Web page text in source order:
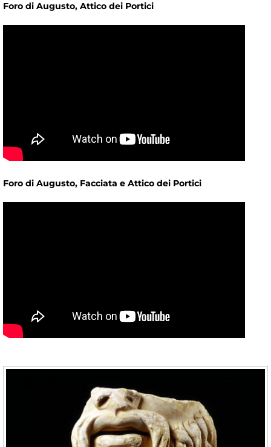
Foro di Augusto, Attico dei Portici
Foro di Augusto, Facciata e Attico dei Portici